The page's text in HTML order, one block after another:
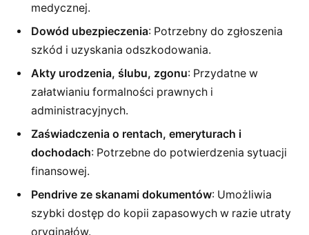
medycznej.
Dowód ubezpieczenia: Potrzebny do zgłoszenia
szkód i uzyskania odszkodowania.
Akty urodzenia, ślubu, zgonu: Przydatne w
załatwianiu formalności prawnych i
administracyjnych.
Zaświadczenia o rentach, emeryturach i
dochodach: Potrzebne do potwierdzenia sytuacji
finansowej.
Pendrive ze skanami dokumentów: Umożliwia
szybki dostęp do kopii zapasowych w razie utraty
oryginałów.